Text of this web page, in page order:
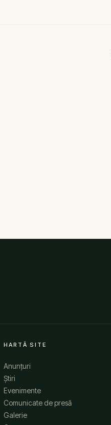
HARTĂ SITE
Anunțuri
Știri
Evenimente
Comunicate de presă
Galerie